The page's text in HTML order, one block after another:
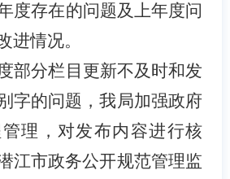
度存在的问题及上年度问
进情况。
部分栏目更新不及时和发
字的问题，我局加强政府
理 ， 对发布内容进行核
江市政务公开规范管理监